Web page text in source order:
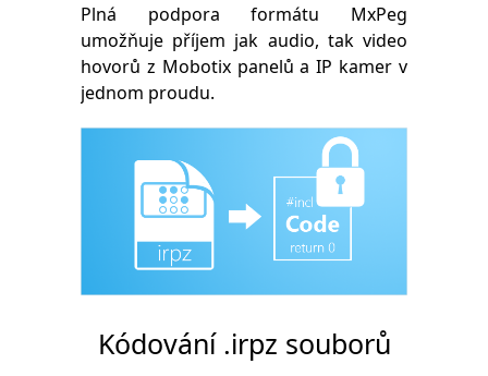
Plná podpora formátu MxPeg
umožňuje příjem jak audio, tak video
hovorů z Mobotix panelů a IP kamer v
jednom proudu.
Kódování .irpz souborů